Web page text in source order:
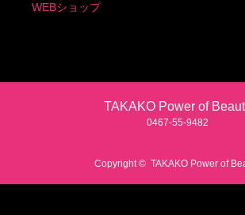
WEBショップ
TAKAKO Power of
0467‐55‐9482
Copyright © TAKAKO Power of